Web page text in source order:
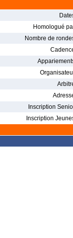
Homologué
Nombre de
Inscription
Inscription